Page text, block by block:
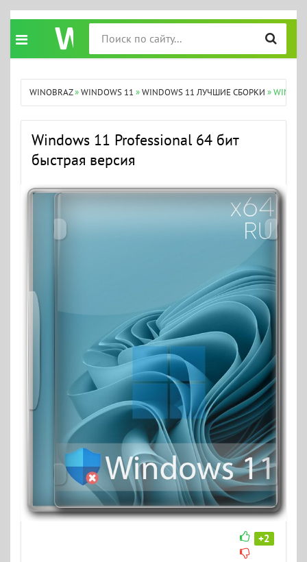
WINOBRAZ»WINDOWS 11 »WINDOWS 11 ЛУЧШИЕ СБОРКИ »
Windows 11 Professional 64 бит
быстрая версия
+2